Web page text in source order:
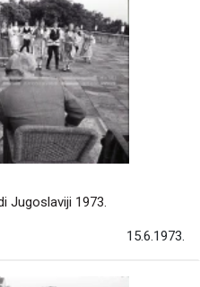
Jugoslaviji 1973.
15.6.1973.